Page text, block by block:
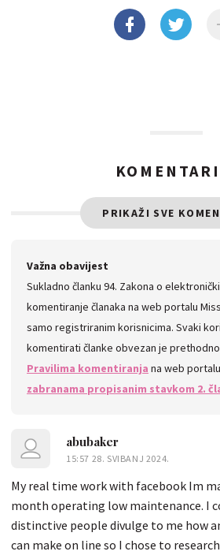
KOMENTARI
PRIKAŽI SVE
Važna obavijest
Sukladno članku 94. Zakona o
komentiranje članaka na web portalu
samo registriranim korisnicima. Svaki
komentirati članke obvezan je
Pravilima komentiranja na web
zabranama propisanim stavkom 2.
abubaker
15:57 28. SVIBANJ 2024.
My real time work with facebook Im
month operating low maintenance. I
distinctive people divulge to me how
can make on line so I chose to